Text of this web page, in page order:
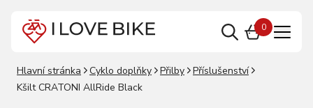
0
Hlavní stránka Cyklo doplňky Přilby
Příslušenství
Kšilt CRATONI AllRide Black